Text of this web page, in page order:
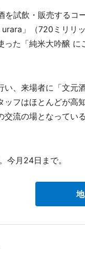
試飲・販売するコ
」（720ミリリ
った「純米大吟醸
、来場者に「文元
ッフはほとんどが高
交流の場となってい
今月24日まで。